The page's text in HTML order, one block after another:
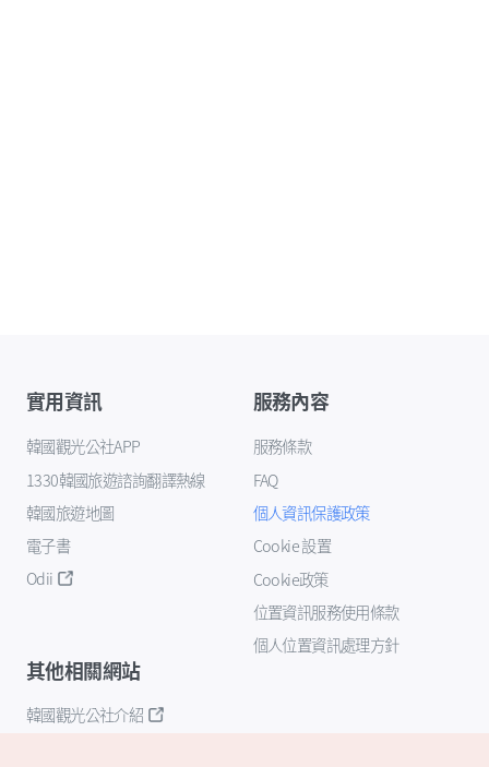
實用資訊
韓國觀光公社APP
1330韓國旅遊諮詢翻譯熱線
韓國旅遊地圖
電子書
Odii
服務內容
服務條款
FAQ
個人資訊保護政策
Cookie 設置
Cookie政策
位置資訊服務使用條款
個人位置資訊處理方針
其他相關網站
韓國觀光公社介紹